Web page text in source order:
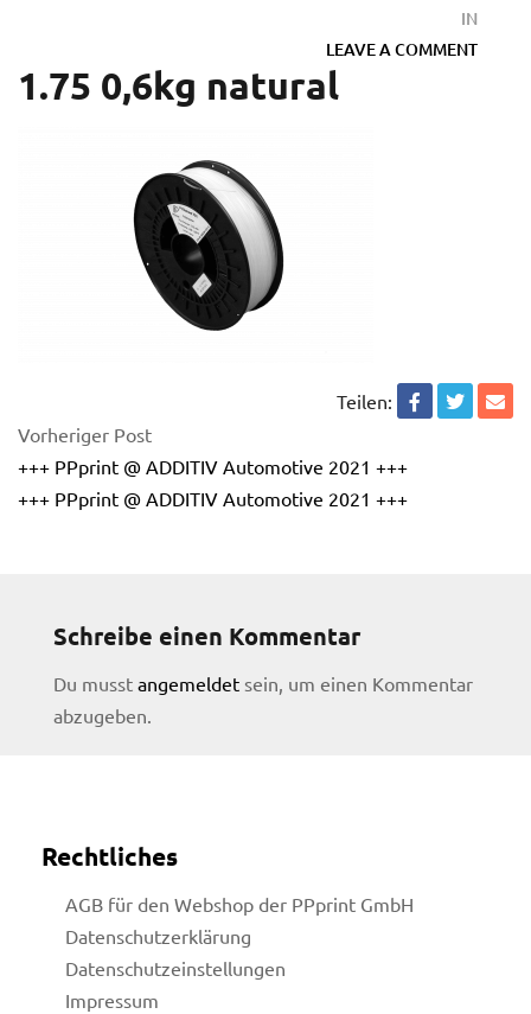
IN
LEAVE A COMMENT
1.75 0,6kg natural
Teilen:
Vorheriger Post
+++ PPprint @ ADDITIV Automotive 2021 +++
+++ PPprint @ ADDITIV Automotive 2021 +++
Schreibe einen Kommentar
Du musst angemeldet sein, um einen Kommentar
abzugeben.
Rechtliches
AGB für den Webshop der PPprint GmbH
Datenschutzerklärung
Datenschutzeinstellungen
Impressum